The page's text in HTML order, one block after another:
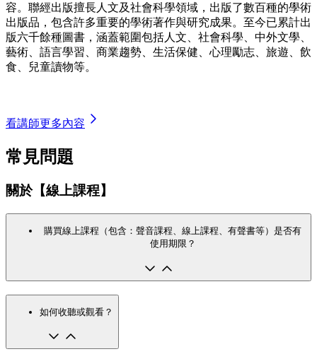
容。聯經出版擅長人文及社會科學領域，出版了數百種的學術
出版品，包含許多重要的學術著作與研究成果。至今已累計出
版六千餘種圖書，涵蓋範圍包括人文、社會科學、中外文學、
藝術、語言學習、商業趨勢、生活保健、心理勵志、旅遊、飲
食、兒童讀物等。
看講師更多內容
常見問題
關於【線上課程】
購買線上課程（包含：聲音課程、線上課程、有聲書等）是否有
使用期限？
如何收聽或觀看？